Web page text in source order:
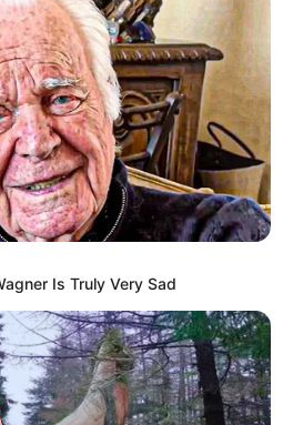
Is Truly Very Sad